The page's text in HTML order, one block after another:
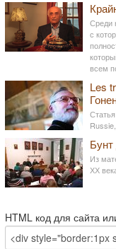
Среди
с
всем
Les
Из
ХХ
HTML код для сайта